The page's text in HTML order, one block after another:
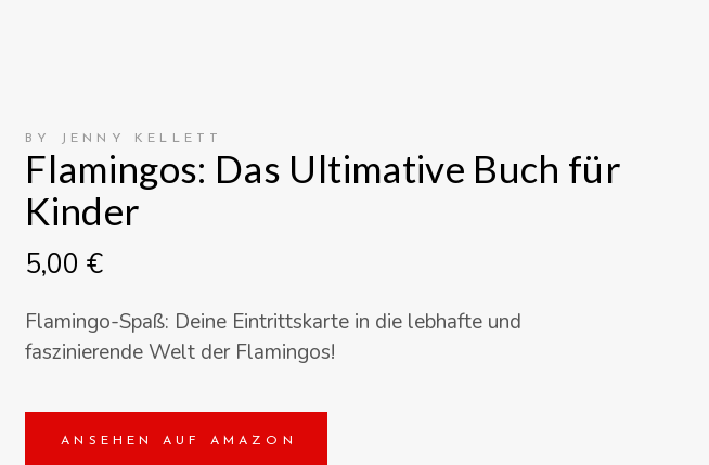
BY JENNY KELLETT
Flamingos: Das Ultimative Buch für
Kinder
5,00 €
Flamingo-Spaß: Deine Eintrittskarte in die lebhafte und
faszinierende Welt der Flamingos!
ANSEHEN AUF AMAZON